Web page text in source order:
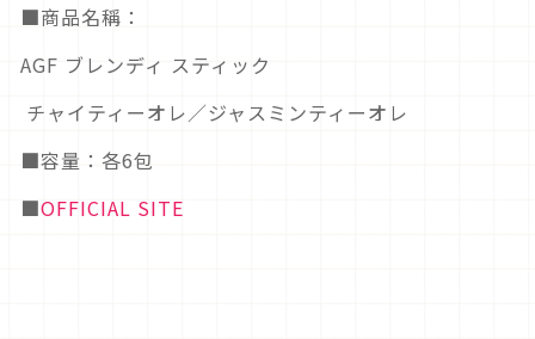
■商品名稱：
AGF ブレンディ スティック
チャイティーオレ／ジャスミンティーオレ
■容量：各6包
■OFFICIAL SITE